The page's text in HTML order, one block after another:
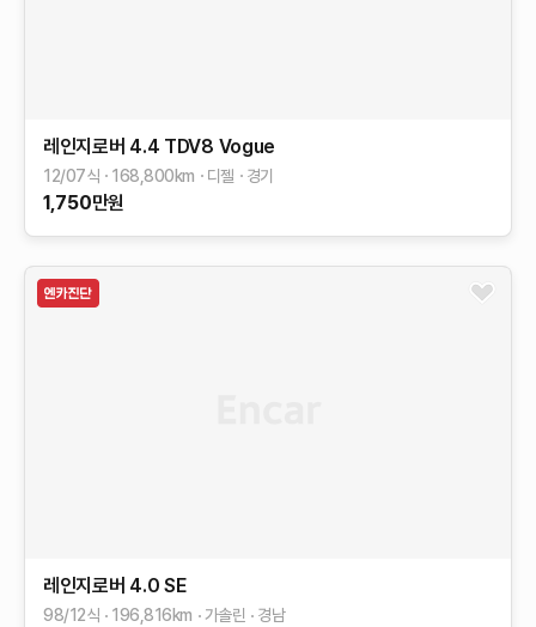
레인지로버 4.4 TDV8 Vogue
12/07식 168,800km 디젤 경기
1,750만원
레인지로버 4.0 SE
98/12식 196,816km 가솔린 경남